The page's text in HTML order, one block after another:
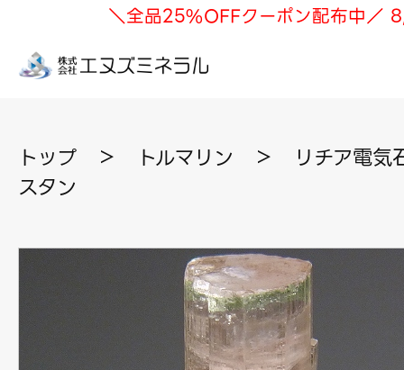
＼全品25%OFFクーポン配布中／
トップ ＞ トルマリン ＞
リチア電
スタン